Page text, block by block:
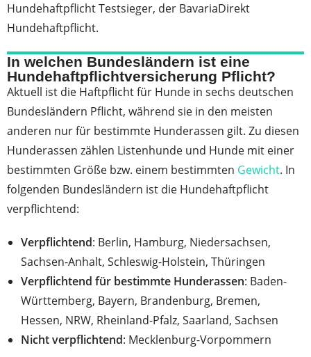
Hundehaftpflicht Testsieger, der BavariaDirekt
Hundehaftpflicht.
In welchen Bundesländern ist eine
Hundehaftpflichtversicherung Pflicht?
Aktuell ist die Haftpflicht für Hunde in sechs deutschen
Bundesländern Pflicht, während sie in den meisten
anderen nur für bestimmte Hunderassen gilt. Zu diesen
Hunderassen zählen Listenhunde und Hunde mit einer
bestimmten Größe bzw. einem bestimmten Gewicht. In
folgenden Bundesländern ist die Hundehaftpflicht
verpflichtend:
Verpflichtend: Berlin, Hamburg, Niedersachsen,
Sachsen-Anhalt, Schleswig-Holstein, Thüringen
Verpflichtend für bestimmte Hunderassen: Baden-
Württemberg, Bayern, Brandenburg, Bremen,
Hessen, NRW, Rheinland-Pfalz, Saarland, Sachsen
Nicht verpflichtend: Mecklenburg-Vorpommern